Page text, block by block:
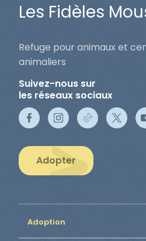
Les Fidèles
Refuge pour animaux et
animaliers
Suivez-nous sur
les réseaux sociaux
Adopter
Adoption